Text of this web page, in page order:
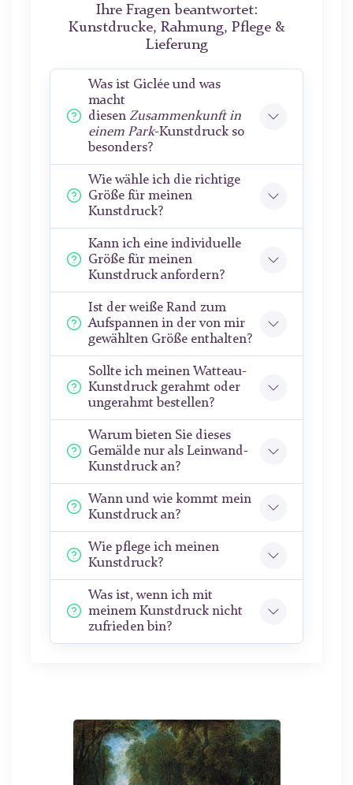
Ihre Fragen beantwortet:
Kunstdrucke, Rahmung, Pflege &
Lieferung
Was ist Giclée und was
macht
diesen Zusammenkunft in
einem Park-Kunstdruck so
besonders?
Wie wähle ich die richtige
Größe für meinen
Kunstdruck?
Kann ich eine individuelle
Größe für meinen
Kunstdruck anfordern?
Ist der weiße Rand zum
Aufspannen in der von mir
gewählten Größe enthalten?
Sollte ich meinen Watteau-
Kunstdruck gerahmt oder
ungerahmt bestellen?
Warum bieten Sie dieses
Gemälde nur als Leinwand-
Kunstdruck an?
Wann und wie kommt mein
Kunstdruck an?
Wie pflege ich meinen
Kunstdruck?
Was ist, wenn ich mit
meinem Kunstdruck nicht
zufrieden bin?